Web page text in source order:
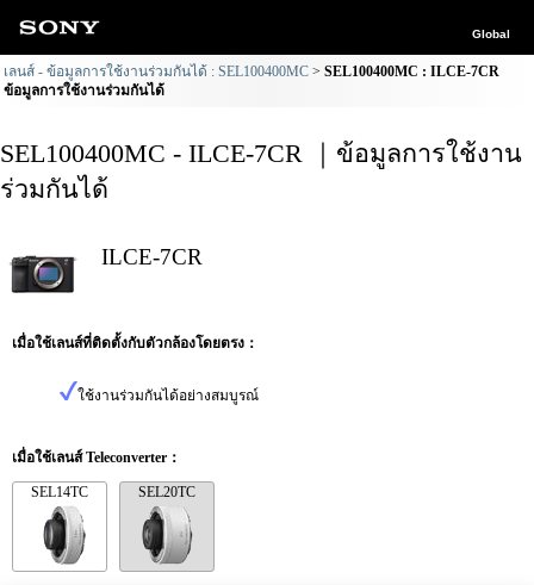
Global
เลนส์ - ข้อมูลการใช้งานร่วมกันได้ : SEL100400MC
SEL100400MC : ILCE-7CR
ข้อมูลการใช้งานร่วมกันได้
SEL100400MC - ILCE-7CR ｜ข้อมูลการใช้งาน
ร่วมกันได้
ILCE-7CR
เมื่อใช้เลนส์ที่ติดตั้งกับตัวกล้องโดยตรง：
ใช้งานร่วมกันได้อย่างสมบูรณ์
เมื่อใช้เลนส์ Teleconverter：
SEL14TC SEL20TC